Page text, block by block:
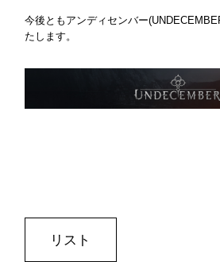
今後ともアンディセンバー
たします。
リスト